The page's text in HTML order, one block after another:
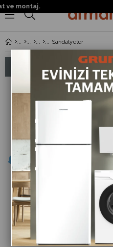
Sandalyeler
Sıralama
Gala Rainbow Beyaz Minderli
İkili Koltuk Antrasit
%13
montaj.